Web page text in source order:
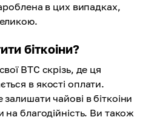
в цих випадках,
біткоіни?
BTC скрізь, де ця
в якості оплати.
чайові в біткоіни
благодійність. Ви також